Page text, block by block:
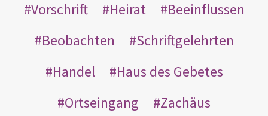
Vorschrift
Heirat
Beeinflussen
Beobachten
Schriftgelehrten
Handel
Haus des Gebetes
Ortseingang
Zachäus